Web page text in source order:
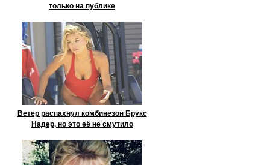
только на публике
Ветер распахнул комбинезон Брукс
Надер, но это её не смутило